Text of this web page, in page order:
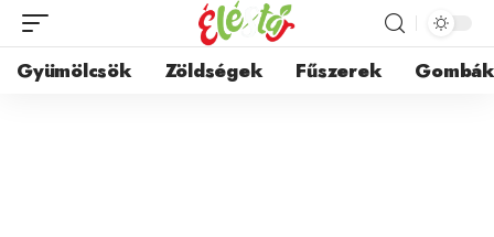
Gyümölcsök Zöldségek Fűszerek Gombák